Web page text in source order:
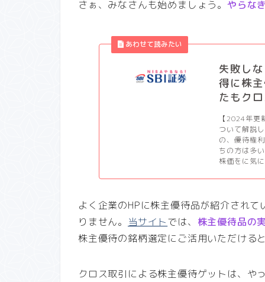
さぁ、みなさんも始めましょう。 やらな
失敗し
得に株
たもク
【2024年
ついて解説
の、優待権
ちの方は多
株価をに気
よく企業のHPに株主優待品が紹介され
りません。 当サイトでは、 株主優待品の
株主優待の銘柄選定にご活用いただける
クロス取引による株主優待ゲットは、や